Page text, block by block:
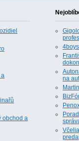
a
obchod a
na